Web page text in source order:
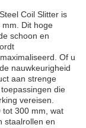
Coil Slitter is
Dit hoge
schoon en
Of u
nauwkeurigheid
aan strenge
die
vereisen.
tot 300 mm, wat
staalrollen en